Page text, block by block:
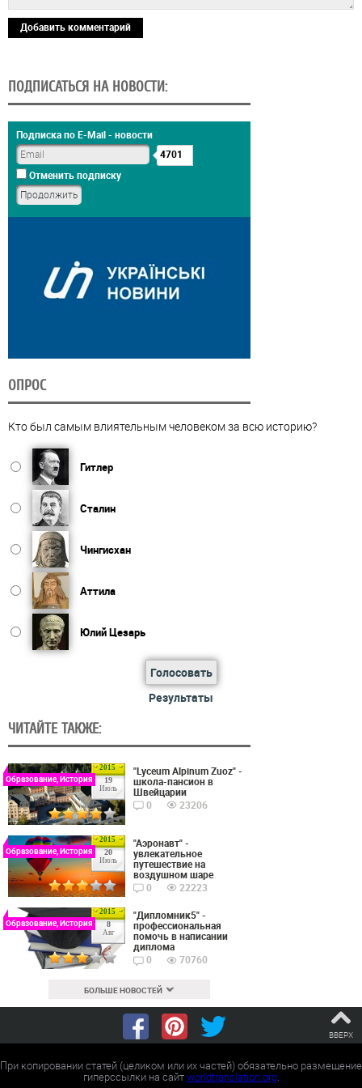
Добавить комментарий
ПОДПИСАТЬСЯ НА НОВОСТИ:
Подписка по E-Mail - новости
4701
Отменить подписку
ОПРОС
Кто был самым влиятельным человеком за всю историю?
Гитлер
Сталин
Чингисхан
Аттила
Юлий Цезарь
Голосовать
Результаты
ЧИТАЙТЕ ТАКЖЕ:
2015
19
Июль
Образование, История
"Lyceum Alpinum Zuoz" -
школа-пансион в
Швейцарии
0
23206
2015
20
Июль
Образование, История
"Аэронавт" -
увлекательное
путешествие на
воздушном шаре
0
22223
2015
8
Авг
Образование, История
"Дипломник5" -
профессиональная
помочь в написании
диплома
0
70760
БОЛЬШЕ НОВОСТЕЙ
ВВЕРХ
При копировании статей (целиком или их частей) обязательно размещение
гиперссылки на сайтworldtranslation.org.